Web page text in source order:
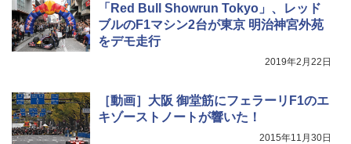
「Red Bull Showrun Tokyo」、レッド
ブルのF1マシン2台が東京 明治神宮外苑
をデモ走行
2019年2月22日
［動画］大阪 御堂筋にフェラーリF1のエ
キゾーストノートが響いた！
2015年11月30日